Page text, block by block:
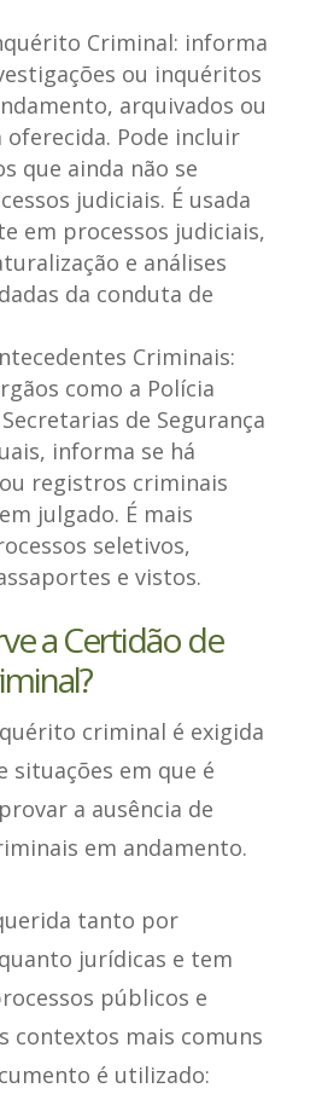
Criminal: informa
ou inquéritos
arquivados ou
oferecida. Pode incluir
que ainda não se
judiciais. É usada
em processos judiciais,
e análises
da conduta de
Criminais:
como a Polícia
de Segurança
informa se há
registros criminais
julgado. É mais
seletivos,
e vistos.
a Certidão de
criminal é exigida
situações em que é
a ausência de
em andamento.
tanto por
jurídicas e tem
públicos e
contextos mais comuns
é utilizado: